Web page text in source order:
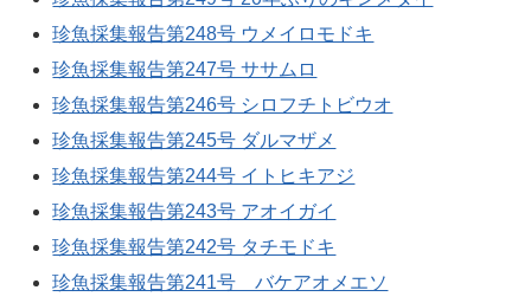
珍魚採集報告第248号 ウメイロモドキ
珍魚採集報告第247号 ササムロ
珍魚採集報告第246号 シロフチトビウオ
珍魚採集報告第245号 ダルマザメ
珍魚採集報告第244号 イトヒキアジ
珍魚採集報告第243号 アオイガイ
珍魚採集報告第242号 タチモドキ
珍魚採集報告第241号 バケアオメエソ